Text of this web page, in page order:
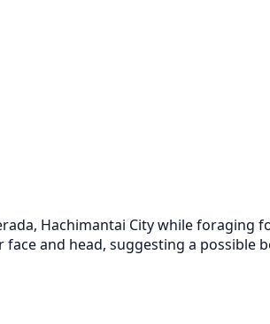
Hachimantai City while foraging
and head, suggesting a possible